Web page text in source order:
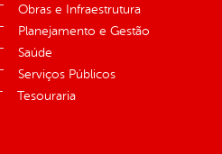
Obras e Infraestrutura
Planejamento e Gestão
Saúde
Serviços Públicos
Tesouraria